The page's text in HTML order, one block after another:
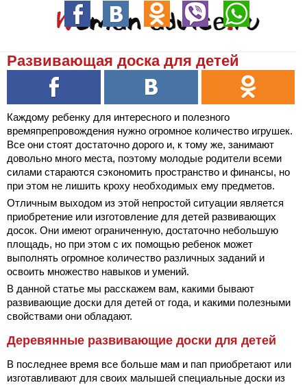
Развивающая доска для детей
Каждому ребенку для интересного и полезного
времяпрепровождения нужно огромное количество игрушек.
Все они стоят достаточно дорого и, к тому же, занимают
довольно много места, поэтому молодые родители всеми
силами стараются сэкономить пространство и финансы, но
при этом не лишить кроху необходимых ему предметов.
Отличным выходом из этой непростой ситуации является
приобретение или изготовление для детей развивающих
досок. Они имеют ограниченную, достаточно небольшую
площадь, но при этом с их помощью ребенок может
выполнять огромное количество различных заданий и
освоить множество навыков и умений.
В данной статье мы расскажем вам, какими бывают
развивающие доски для детей от года, и какими полезными
свойствами они обладают.
Деревянные развивающие доски для детей
В последнее время все больше мам и пап приобретают или
изготавливают для своих малышей специальные доски из